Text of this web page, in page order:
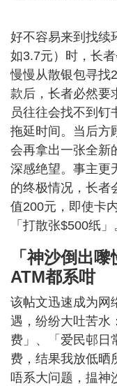
好不容易来到找续
如3.7元）时，长
慢慢从散银包寻找
款后，长者必然要
员往往会找不到钉
拖延时间。当后方
会再拿出一张全新
深感绝望。事主更
的终极情况，长者
值200元，即使卡
「打散张$500纸」
「神沙倒出
ATM都系咁
该帖文迅速成为网
遇，纷纷大吐苦水
费」、「爱民邨日
费，结果我放低晒
唔系大问题，揾神